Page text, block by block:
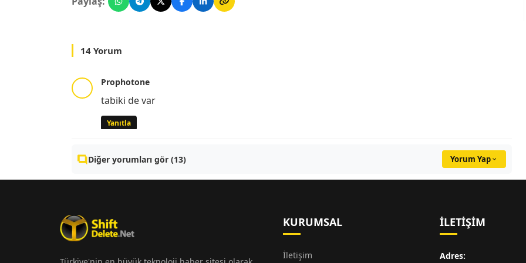
14 Yorum
Prophotone
tabiki de var
Yanıtla
Diğer yorumları gör (13) Yorum Yap
KURUMSAL
İletişim
İLETIŞIM
Adres: